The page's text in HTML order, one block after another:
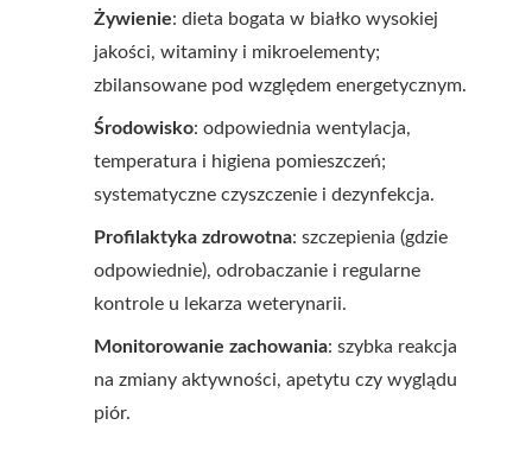
Żywienie: dieta bogata w białko wysokiej
jakości, witaminy i mikroelementy;
zbilansowane pod względem energetycznym.
Środowisko: odpowiednia wentylacja,
temperatura i higiena pomieszczeń;
systematyczne czyszczenie i dezynfekcja.
Profilaktyka zdrowotna: szczepienia (gdzie
odpowiednie), odrobaczanie i regularne
kontrole u lekarza weterynarii.
Monitorowanie zachowania: szybka reakcja
na zmiany aktywności, apetytu czy wyglądu
piór.